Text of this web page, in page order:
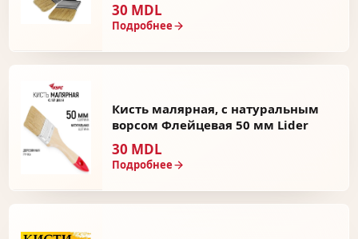
30 MDL
Подробнее
Кисть малярная, c натуральным
ворсом Флейцевая 50 мм Lider
30 MDL
Подробнее